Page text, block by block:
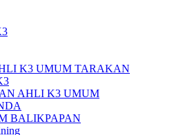
K3 UMUM TARAKAN
AHLI K3 UMUM
BALIKPAPAN